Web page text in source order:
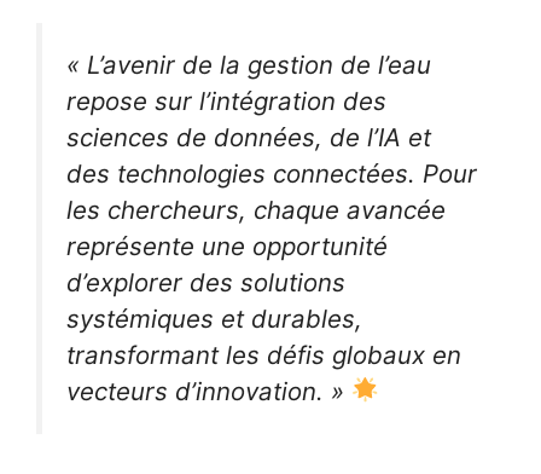
« L’avenir de la gestion de l’eau
repose sur l’intégration des
sciences de données, de l’IA et
des technologies connectées. Pour
les chercheurs, chaque avancée
représente une opportunité
d’explorer des solutions
systémiques et durables,
transformant les défis globaux en
vecteurs d’innovation. »